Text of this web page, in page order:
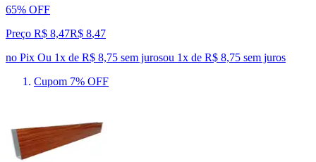
65% OFF
Preço R$ 8,47R$ 8,47
no Pix Ou 1x de R$ 8,75 sem jurosou 1x de R$ 8,75 sem juros
Cupom 7% OFF